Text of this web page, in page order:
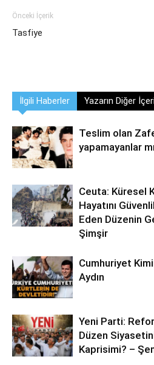
Önceki İçerik
Tasfiye
İlgili Haberler Yazarın Diğer
Teslim olan
yapamayanlar
Ceuta: Küresel
Hayatını
Eden Düzenin
Şimşir
Cumhuriyet
Aydın
Yeni Parti:
Düzen
Kaprisimi? –